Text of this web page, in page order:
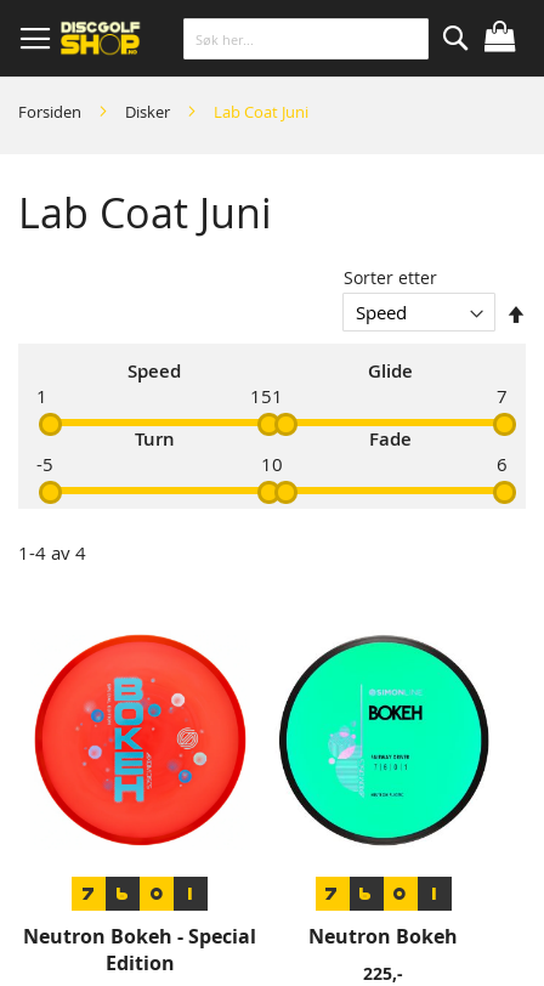
to
Content
Søk
Forsiden Disker Lab Coat Juni
Lab Coat Juni
Speed
1 15
Glide
1 7
Turn
-5 1
Fade
0 6
1-4 av 4
Sorter etter
7 6 0 1
Neutron Bokeh - Special
Edition
7 6 0 1
Neutron Bokeh
225,-